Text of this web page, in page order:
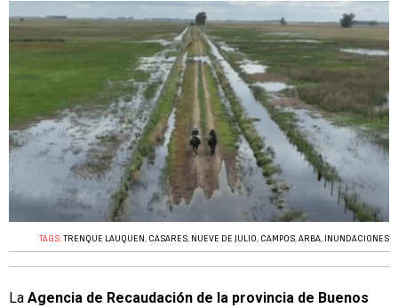
TAGS:TRENQUE LAUQUEN, CASARES, NUEVE DE JULIO, CAMPOS,ARBA, INUNDACIONES
La Agencia de Recaudación de la provincia de Buenos